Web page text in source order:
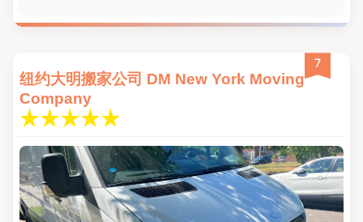
7
纽约大明搬家公司 DM New York Moving
Company